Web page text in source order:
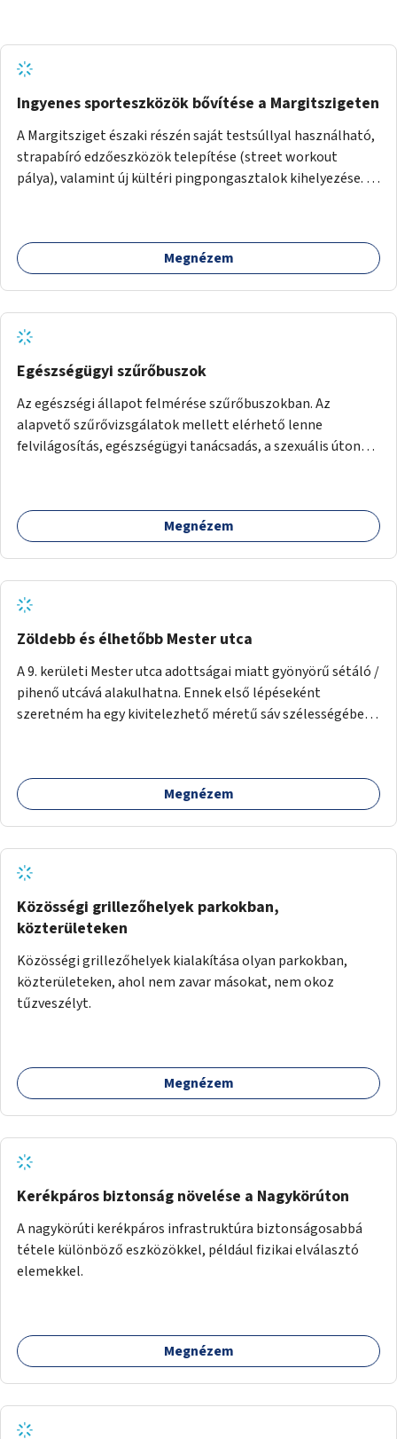
Ingyenes sporteszközök bővítése a Margitszigeten
A Margitsziget északi részén saját testsúllyal használható,
strapabíró edzőeszközök telepítése (street workout
pálya), valamint új kültéri pingpongasztalok kihelyezése. A
népszerű, ingyenes sportolási lehetőség válna elérhetővé a
sziget északi felén, ahol jelenleg egyetlen asztal sem
Megnézem
Egészségügyi szűrőbuszok
Az egészségi állapot felmérése szűrőbuszokban. Az
alapvető szűrővizsgálatok mellett elérhető lenne
felvilágosítás, egészségügyi tanácsadás, a szexuális úton
Megnézem
Zöldebb és élhetőbb Mester utca
A 9. kerületi Mester utca adottságai miatt gyönyörű sétáló /
pihenő utcává alakulhatna. Ennek első lépéseként
szeretném ha egy kivitelezhető méretű sáv szélességében
platán fák között. A lakók, boltok és vendéglátó helyek
együttműködését kérnénk abban, hogy ez a zöld sáv ne
addig, amíg komolyabb forgalomcsillapítások és zöldítések
nem létesülnek a Mester utcában.
Megnézem
Közösségi grillezőhelyek parkokban,
közterületeken
Közösségi grillezőhelyek kialakítása olyan parkokban,
közterületeken, ahol nem zavar másokat, nem okoz
tűzveszélyt.
Megnézem
Kerékpáros biztonság növelése a Nagykörúton
A nagykörúti kerékpáros infrastruktúra biztonságosabbá
tétele különböző eszközökkel, például fizikai elválasztó
elemekkel.
Megnézem